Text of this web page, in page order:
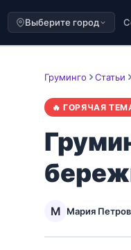
Выберите город
Груминго Статьи
🔥 ГОРЯЧАЯ
М Мария